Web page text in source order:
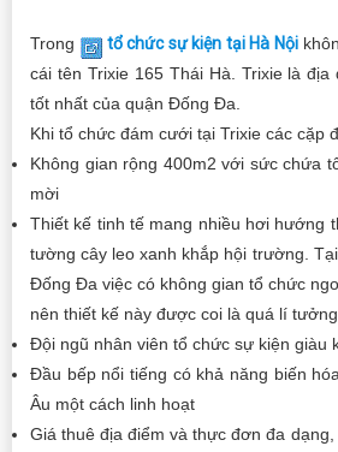
Trong tổ chức sự kiện tại Hà Nội
cái tên Trixie 165 Thái Hà. Trixie là
tốt nhất của quận Đống Đa.
Khi tổ chức đám cưới tại Trixie các cặp
Không gian rộng 400m2 với sức chứa
mời
Thiết kế tinh tế mang nhiều hơi hướng
tường cây leo xanh khắp hội trường.
Đống Đa việc có không gian tổ chức
nên thiết kế này được coi là quá lí tưởng.
Đội ngũ nhân viên tổ chức sự kiện giàu
Đầu bếp nổi tiếng có khả năng biến
Âu một cách linh hoạt
Giá thuê địa điểm và thực đơn đa